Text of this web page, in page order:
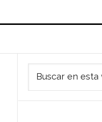
Barra
lateral
principal